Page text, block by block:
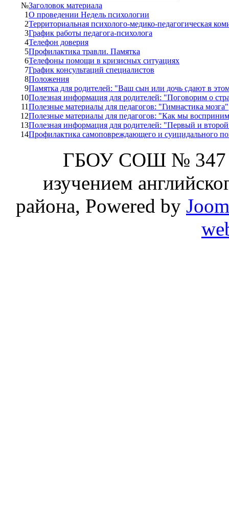
№Заголовок материала
1О проведении Недель психологии
2Территориальная психолого-медико-педагогическая
3График работы педагога-психолога
4Телефон доверия
5Профилактика травли. Памятка
6Телефоны помощи в кризисных ситуациях
7График консультаций специалистов
8Положения
9Памятка для родителей: "Ваш сын или дочь сдают в
10Полезная информация для родителей: "Поговорим о
11Полезные материалы для педагогов: "Гимнастика мозга"
12Полезные материалы для педагогов: "Как мы
13Полезная информация для родителей: "Первый и
14Профилактика самоповреждающего и суицидального
ГБОУ СОШ № 347
изучением
района, Powered by